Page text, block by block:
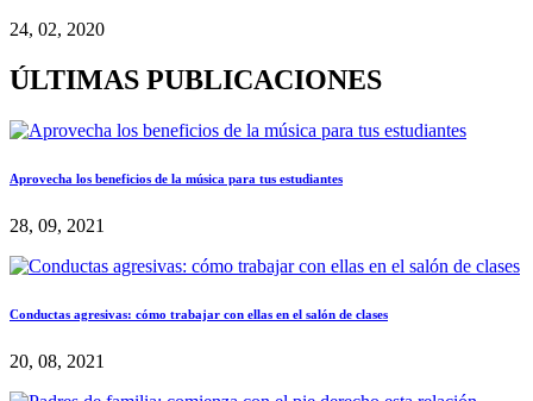
24, 02, 2020
ÚLTIMAS PUBLICACIONES
Aprovecha los beneficios de la música para tus estudiantes
28, 09, 2021
Conductas agresivas: cómo trabajar con ellas en el salón de clases
20, 08, 2021